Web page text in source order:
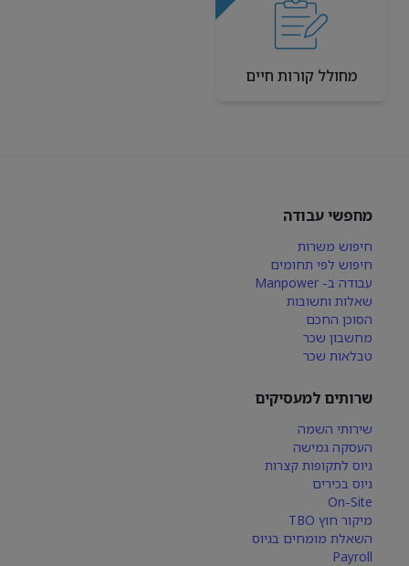
מחולל קורות חיים
מחפשי עבודה
חיפוש משרות
חיפוש לפי תחומים
עבודה ב- Manpower
שאלות ותשובות
הסוכן החכם
מחשבון שכר
טבלאות שכר
שרותים למעסיקים
שירותי השמה
העסקה גמישה
גיוס לתקופות קצרות
גיוס בכירים
On-Site
מיקור חוץ TBO
השאלת מומחים בגיוס
Payroll